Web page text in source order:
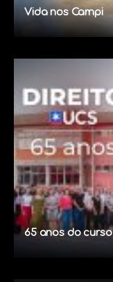
Vida nos Campi
65 anos do